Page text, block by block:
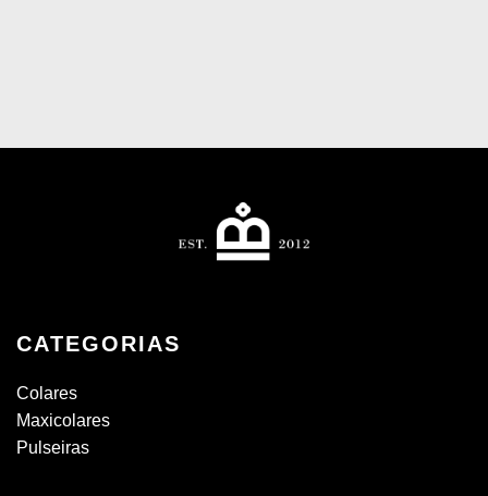
CATEGORIAS
Colares
Maxicolares
Pulseiras